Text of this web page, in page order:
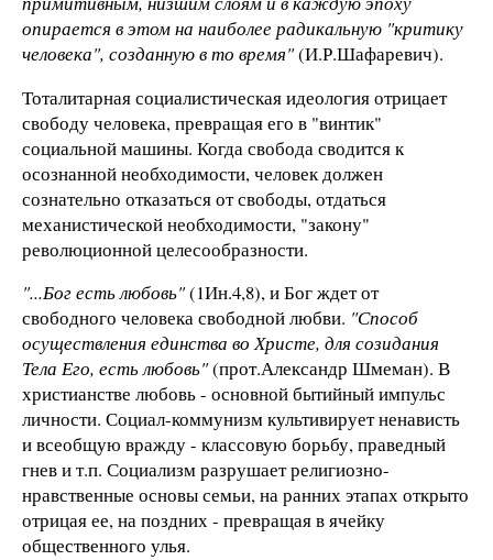
опирается в этом на наиболее радикальную "критику
человека", созданную в то время"(И.Р.Шафаревич).
Тоталитарная социалистическая идеология отрицает
свободу человека, превращая его в "винтик"
социальной машины. Когда свобода сводится к
осознанной необходимости, человек должен
сознательно отказаться от свободы, отдаться
механистической необходимости, "закону"
революционной целесообразности.
"...Бог есть любовь"(1Ин.4,8), и Бог ждет от
свободного человека свободной любви. "Способ
осуществления единства во Христе, для созидания
Тела Его, есть любовь"(прот.Александр Шмеман). В
христианстве любовь - основной бытийный импульс
личности. Социал-коммунизм культивирует ненависть
и всеобщую вражду - классовую борьбу, праведный
гнев и т.п. Социализм разрушает религиозно-
нравственные основы семьи, на ранних этапах открыто
отрицая ее, на поздних - превращая в ячейку
общественного улья.